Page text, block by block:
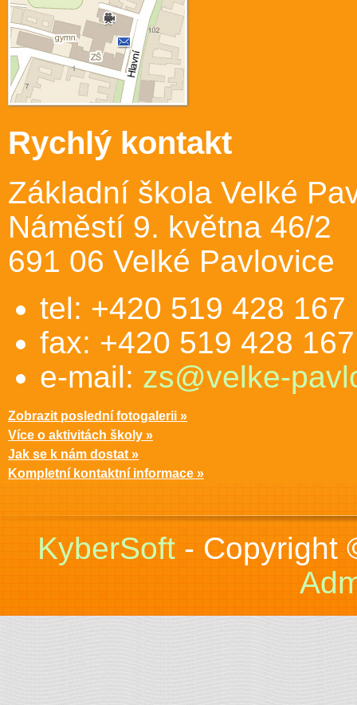
Rychlý kontakt
Základní škola Velké
Náměstí 9. května 46/2
691 06 Velké Pavlovice
tel: +420 519 428 167
fax: +420 519 428 167
e-mail: zs@velke-
Zobrazit poslední fotogalerii »
Více o aktivitách školy »
Jak se k nám dostat »
Kompletní kontaktní informace »
KyberSoft- Copyright